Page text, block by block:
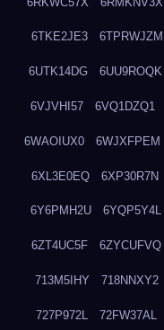
6TKE2JE3 6TPRWJZM
6UTK14DG 6UU9ROQK
6VJVHI57 6VQ1DZQ1
6WAOIUX0 6WJXFPEM
6XL3E0EQ 6XP30R7N
6Y6PMH2U 6YQP5Y4L
6ZT4UC5F 6ZYCUFVQ
713M5IHY 718NNXY2
727P972L 72FW37AL